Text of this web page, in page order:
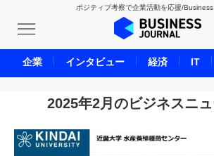
ポジティブ考察で企業活動を応援/
BUSINESS JOURNAL
UNICORN JOURNAL
CARBON CREDITS
ENERGY
2025年2月のビジネスニ
企業 インタビュー 経済 IT